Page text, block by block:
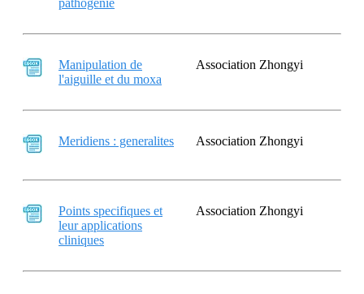
pathogenie
Manipulation de
l'aiguille et du moxa
Association Zhongyi
Meridiens : generalites Association Zhongyi
Points specifiques et
leur applications
cliniques
Association Zhongyi